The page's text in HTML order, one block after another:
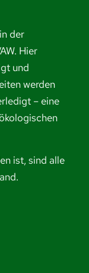
der
Hier
und
werden
– eine
ist, sind alle